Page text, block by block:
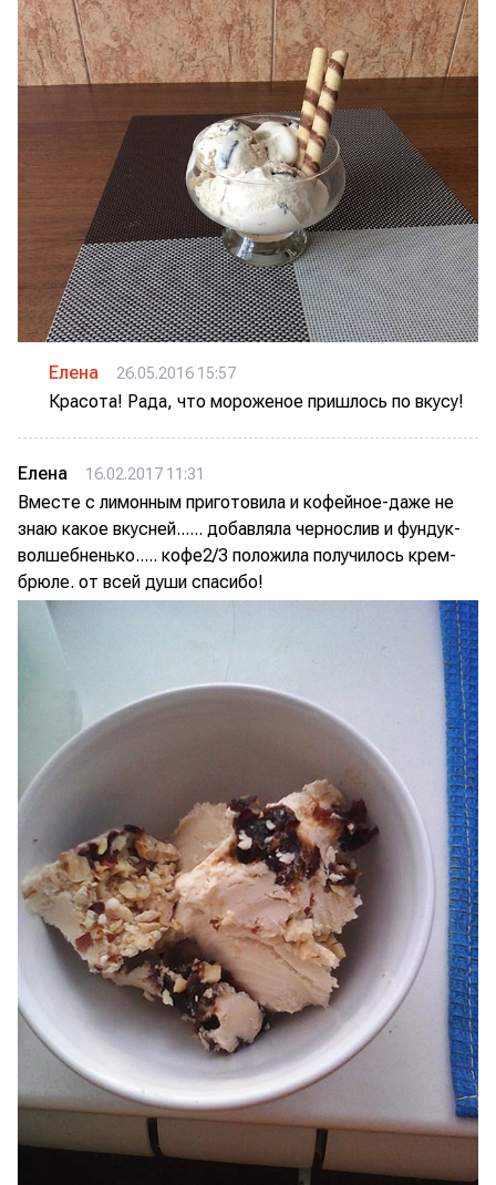
Елена 26.05.2016 15:57
Красота! Рада, что мороженое пришлось по вкусу!
Елена 16.02.2017 11:31
Вместе с лимонным приготовила и кофейное-даже не
знаю какое вкусней...... добавляла чернослив и фундук-
волшебненько..... кофе2/3 положила получилось крем-
брюле. от всей души спасибо!